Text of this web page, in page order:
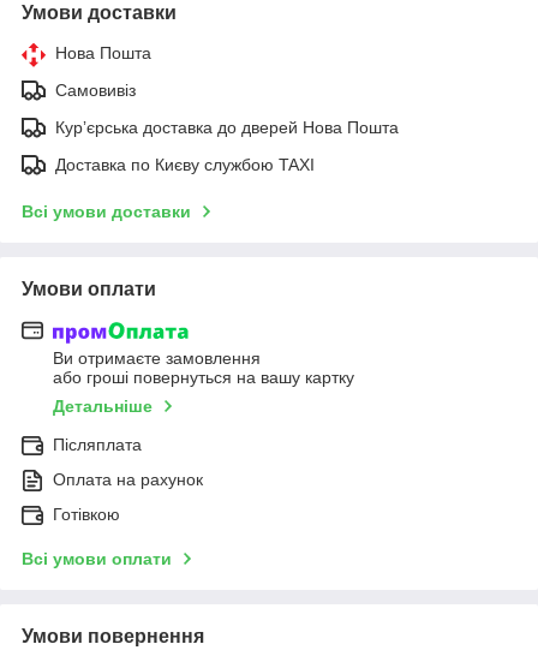
Умови доставки
Нова Пошта
Самовивіз
Курʼєрська доставка до дверей Нова Пошта
Доставка по Києву службою TAXI
Всі умови доставки
Умови оплати
Ви отримаєте замовлення
або гроші повернуться на вашу картку
Детальніше
Післяплата
Оплата на рахунок
Готівкою
Всі умови оплати
Умови повернення